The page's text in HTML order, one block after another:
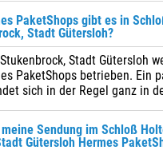
PaketShops gibt es in
Stadt Gütersloh?
Stadt Gütersloh
PaketShops betrieben. Ein
sich in der Regel ganz in
Sendung im Schloß
Gütersloh Hermes